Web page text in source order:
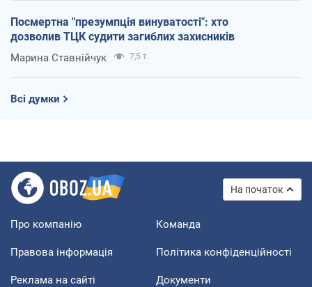
Посмертна "презумпція винуватості": хто
дозволив ТЦК судити загиблих захисників
Марина Ставнійчук 7,5 т.
Всі думки
На початок
Про компанію Команда
Правова інформація Політика конфіденційності
Реклама на сайті Документи